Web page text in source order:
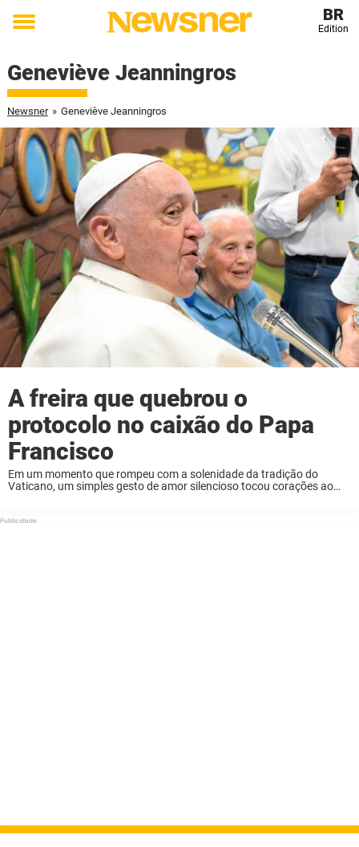
Toggle
BR
Edition
Geneviève Jeanningros
Newsner » Geneviève Jeanningros
A freira que quebrou o
protocolo no caixão do Papa
Francisco
Em um momento que rompeu com a solenidade da tradição do
Vaticano, um simples gesto de amor silencioso tocou corações ao